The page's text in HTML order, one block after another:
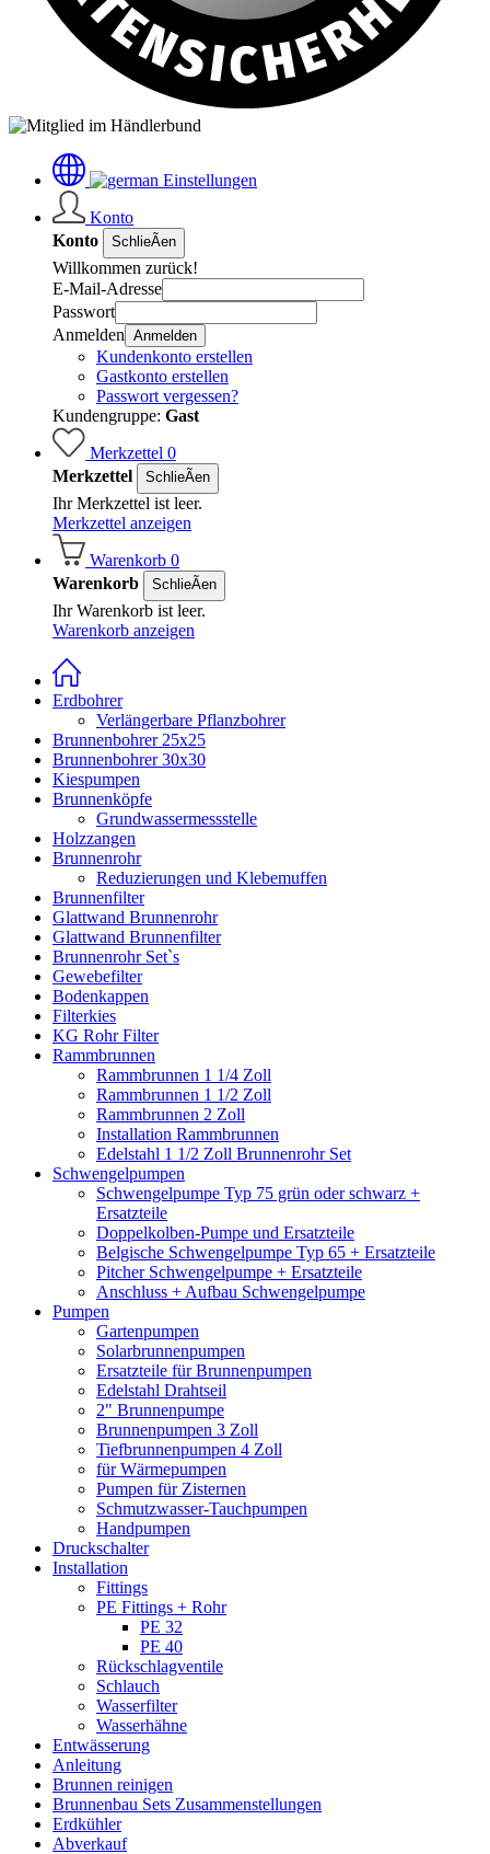
Einstellungen
Konto
Konto
SchlieÃen
Willkommen zurück!
E-Mail-Adresse
Passwort
Anmelden Anmelden
Kundenkonto erstellen
Gastkonto erstellen
Passwort vergessen?
Kundengruppe: Gast
Merkzettel 0
Merkzettel
SchlieÃen
Ihr Merkzettel ist leer.
Merkzettel anzeigen
Warenkorb 0
Warenkorb
SchlieÃen
Ihr Warenkorb ist leer.
Warenkorb anzeigen
Erdbohrer
Verlängerbare Pflanzbohrer
Brunnenbohrer 25x25
Brunnenbohrer 30x30
Kiespumpen
Brunnenköpfe
Grundwassermessstelle
Holzzangen
Brunnenrohr
Reduzierungen und Klebemuffen
Brunnenfilter
Glattwand Brunnenrohr
Glattwand Brunnenfilter
Brunnenrohr Set`s
Gewebefilter
Bodenkappen
Filterkies
KG Rohr Filter
Rammbrunnen
Rammbrunnen 1 1/4 Zoll
Rammbrunnen 1 1/2 Zoll
Rammbrunnen 2 Zoll
Installation Rammbrunnen
Edelstahl 1 1/2 Zoll Brunnenrohr Set
Schwengelpumpen
Schwengelpumpe Typ 75 grün oder schwarz +
Ersatzteile
Doppelkolben-Pumpe und Ersatzteile
Belgische Schwengelpumpe Typ 65 + Ersatzteile
Pitcher Schwengelpumpe + Ersatzteile
Anschluss + Aufbau Schwengelpumpe
Pumpen
Gartenpumpen
Solarbrunnenpumpen
Ersatzteile für Brunnenpumpen
Edelstahl Drahtseil
2" Brunnenpumpe
Brunnenpumpen 3 Zoll
Tiefbrunnenpumpen 4 Zoll
für Wärmepumpen
Pumpen für Zisternen
Schmutzwasser-Tauchpumpen
Handpumpen
Druckschalter
Installation
Fittings
PE Fittings + Rohr
PE 32
PE 40
Rückschlagventile
Schlauch
Wasserfilter
Wasserhähne
Entwässerung
Anleitung
Brunnen reinigen
Brunnenbau Sets Zusammenstellungen
Erdkühler
Abverkauf